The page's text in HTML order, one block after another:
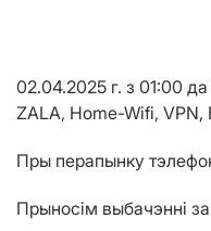
02.04.2025 г. з 01:00
ZALA, Home-Wifi, VPN,
Пры перапынку
Прыносім выбачэнні